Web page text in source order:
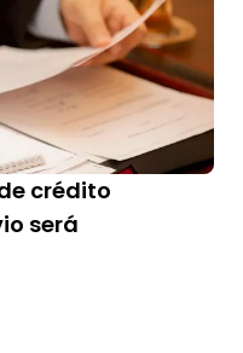
crédito
será